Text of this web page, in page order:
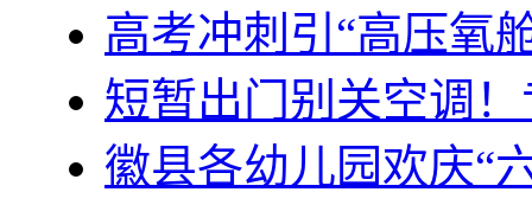
高考冲刺引“高压氧
短暂出门别关空调！
徽县各幼儿园欢庆“